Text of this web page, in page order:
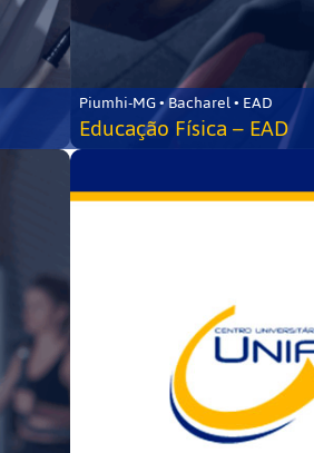
Piumhi-MG • Bacharel • EAD
Educação Física – EAD